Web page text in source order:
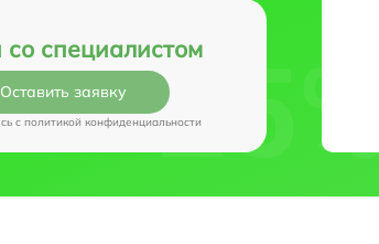
со специалистом
Оставить заявку
c политикой конфиденциальности